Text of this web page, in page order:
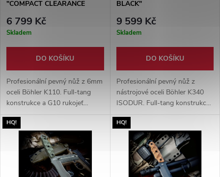
"COMPACT CLEARANCE
6 799 Kč
Skladem
DO KOŠÍKU
Profesionální pevný nůž z 6mm
oceli Böhler K110. Full-tang
konstrukce a G10 rukojeť
zvládnou náročné pracovní
nasazení. Součástí je MOLLE
pouzdro a luxusní dárková
krabička.
BLACK"
9 599 Kč
Skladem
DO KOŠÍKU
Profesionální pevný nůž z
nástrojové oceli Böhler K340
ISODUR. Full-tang konstrukce
a G10 rukojeť zvládnou tvrdé
pracovní nasazení. Součástí je
Kydexové pouzdro s
PALS/MOLLE uchycením.
HQ! HQ!